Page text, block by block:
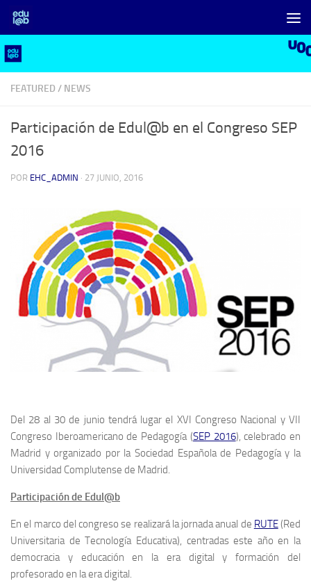
Saltar al contenido
FEATURED / NEWS
Participación de Edul@b en el Congreso SEP
2016
POR EHC_ADMIN · 27 JUNIO, 2016
Del 28 al 30 de junio tendrá lugar el XVI Congreso Nacional y VII
Congreso Iberoamericano de Pedagogía (SEP 2016), celebrado en
Madrid y organizado por la Sociedad Española de Pedagogía y la
Universidad Complutense de Madrid.
Participación de Edul@b
En el marco del congreso se realizará la jornada anual de RUTE(Red
Universitaria de Tecnología Educativa), centradas este año en la
democracia y educación en la era digital y formación del
profesorado en la era digital.